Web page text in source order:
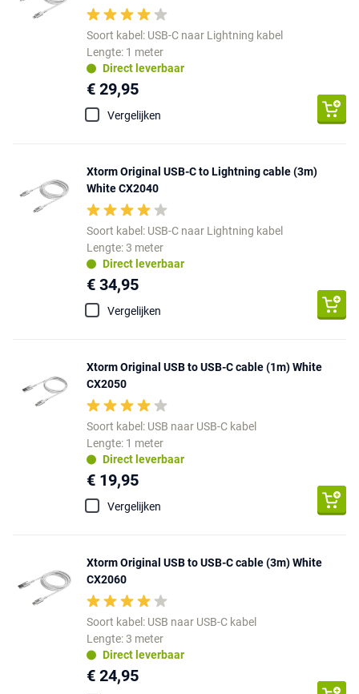
Soort kabel: USB-C naar Lightning kabel
Lengte: 1 meter
Direct leverbaar
€ 29,95
Vergelijken
Xtorm Original USB-C to Lightning cable (3m)
White CX2040
Soort kabel: USB-C naar Lightning kabel
Lengte: 3 meter
Direct leverbaar
€ 34,95
Vergelijken
Xtorm Original USB to USB-C cable (1m) White
CX2050
Soort kabel: USB naar USB-C kabel
Lengte: 1 meter
Direct leverbaar
€ 19,95
Vergelijken
Xtorm Original USB to USB-C cable (3m) White
CX2060
Soort kabel: USB naar USB-C kabel
Lengte: 3 meter
Direct leverbaar
€ 24,95